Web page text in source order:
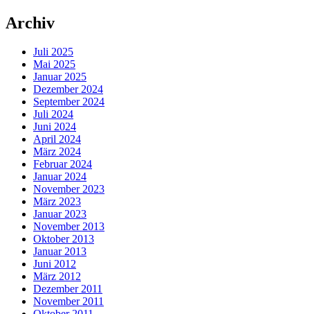
Archiv
Juli 2025
Mai 2025
Januar 2025
Dezember 2024
September 2024
Juli 2024
Juni 2024
April 2024
März 2024
Februar 2024
Januar 2024
November 2023
März 2023
Januar 2023
November 2013
Oktober 2013
Januar 2013
Juni 2012
März 2012
Dezember 2011
November 2011